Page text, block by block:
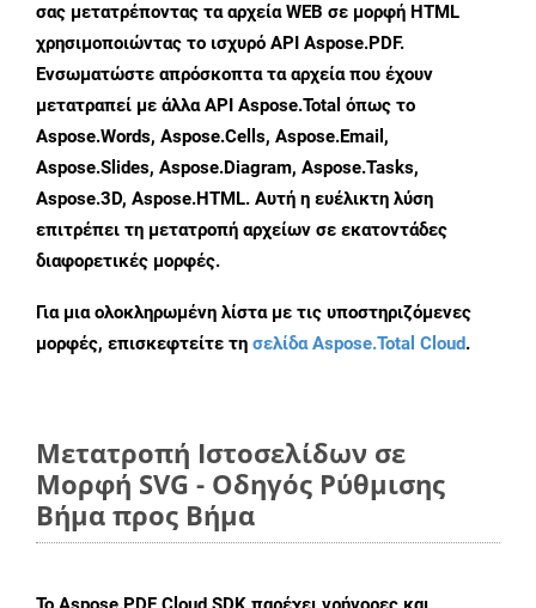
σας μετατρέποντας τα αρχεία WEB σε μορφή HTML
χρησιμοποιώντας το ισχυρό API Aspose.PDF.
Ενσωματώστε απρόσκοπτα τα αρχεία που έχουν
μετατραπεί με άλλα API Aspose.Total όπως το
Aspose.Words, Aspose.Cells, Aspose.Email,
Aspose.Slides, Aspose.Diagram, Aspose.Tasks,
Aspose.3D, Aspose.HTML. Αυτή η ευέλικτη λύση
επιτρέπει τη μετατροπή αρχείων σε εκατοντάδες
διαφορετικές μορφές.
Για μια ολοκληρωμένη λίστα με τις υποστηριζόμενες
μορφές, επισκεφτείτε τη σελίδα Aspose.Total Cloud.
Μετατροπή Ιστοσελίδων σε
Μορφή SVG - Οδηγός Ρύθμισης
Βήμα προς Βήμα